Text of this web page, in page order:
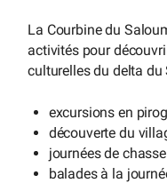
La Courbine du
activités pour
culturelles du delta du
excursions en
découverte du
journées de
balades à la